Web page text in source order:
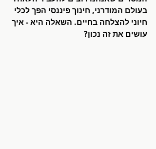
בעולם המודרני, חינוך פיננסי הפך לכלי
חיוני להצלחה בחיים. השאלה היא - איך
עושים את זה נכון?